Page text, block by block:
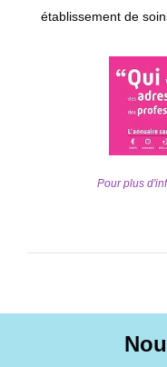
établissement de
Pour plus